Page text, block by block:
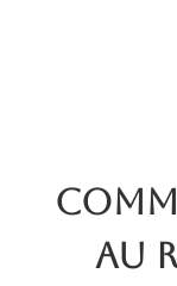
au